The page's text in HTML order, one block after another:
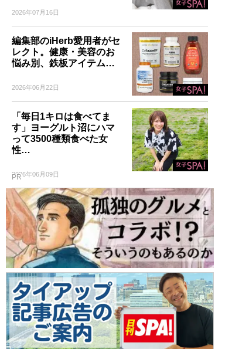
2026年07月16日
編集部のiHerb愛用者がセ
レクト。健康・美容のお
悩み別、鉄板アイテム…
2026年06月22日
「毎日1キロは食べてま
す」ヨーグルト沼にハマ
って3500種類食べた女
性…
2026年06月09日
PR